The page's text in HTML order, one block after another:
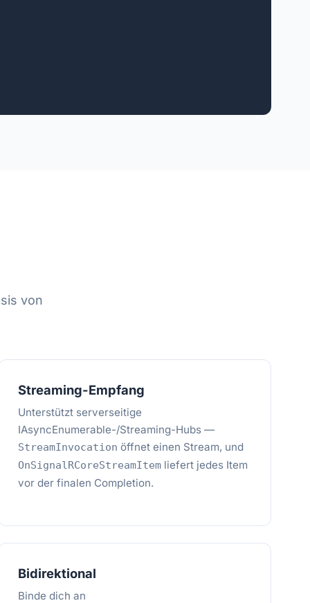
von
Streaming-Empfang
Unterstützt serverseitige
IAsyncEnumerable-/Streaming-Hubs —
StreamInvocation öffnet einen Stream, und
OnSignalRCoreStreamItem liefert jedes Item
vor der finalen Completion.
Bidirektional
Binde dich an